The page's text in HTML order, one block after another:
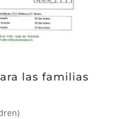
las familias